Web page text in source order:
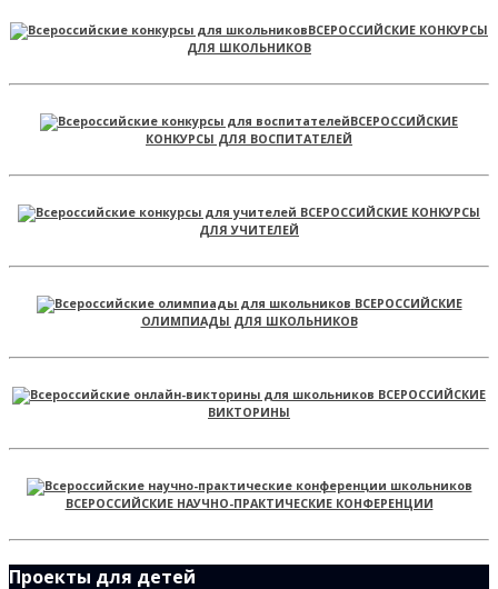
ВСЕРОССИЙСКИЕ КОНКУРСЫ
ДЛЯ ШКОЛЬНИКОВ
ВСЕРОССИЙСКИЕ
КОНКУРСЫ ДЛЯ ВОСПИТАТЕЛЕЙ
ВСЕРОССИЙСКИЕ КОНКУРСЫ
ДЛЯ УЧИТЕЛЕЙ
ВСЕРОССИЙСКИЕ
ОЛИМПИАДЫ ДЛЯ ШКОЛЬНИКОВ
ВСЕРОССИЙСКИЕ
ВИКТОРИНЫ
ВСЕРОССИЙСКИЕ НАУЧНО-ПРАКТИЧЕСКИЕ КОНФЕРЕНЦИИ
Проекты для детей